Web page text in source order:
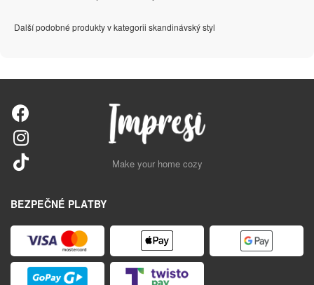
Další podobné produkty v kategorii skandinávský styl
Make your home cozy
BEZPEČNÉ PLATBY